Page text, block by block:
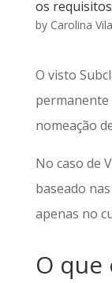
os requisitos
by Carolina
O visto
permanente
nomeação
No caso de
baseado
apenas no
O que